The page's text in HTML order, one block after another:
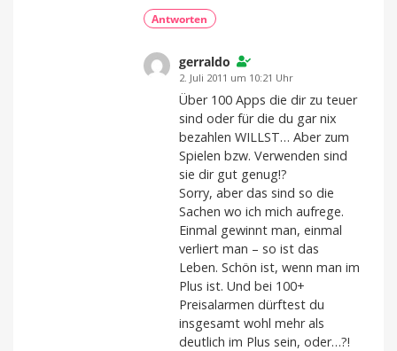
Antworten
gerraldo
2. Juli 2011 um 10:21 Uhr
Über 100 Apps die dir zu teuer
sind oder für die du gar nix
bezahlen WILLST… Aber zum
Spielen bzw. Verwenden sind
sie dir gut genug!?
Sorry, aber das sind so die
Sachen wo ich mich aufrege.
Einmal gewinnt man, einmal
verliert man – so ist das
Leben. Schön ist, wenn man im
Plus ist. Und bei 100+
Preisalarmen dürftest du
insgesamt wohl mehr als
deutlich im Plus sein, oder…?!